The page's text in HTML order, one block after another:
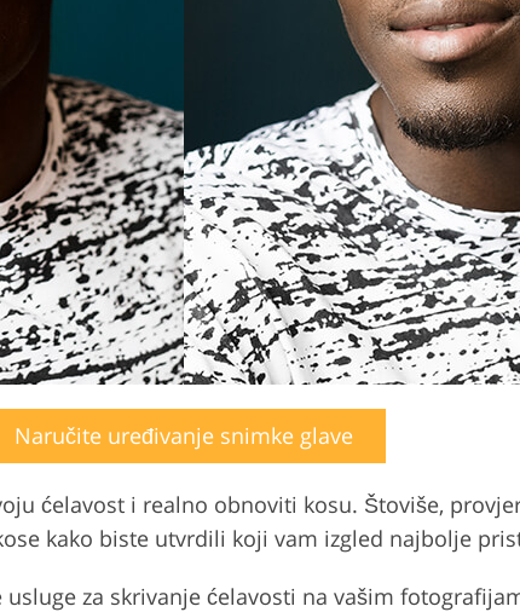
Naručite uređivanje snimke glave
ćelavost i realno obnoviti kosu. Štoviše,
kako biste utvrdili koji vam izgled najbolje
za skrivanje ćelavosti na vašim